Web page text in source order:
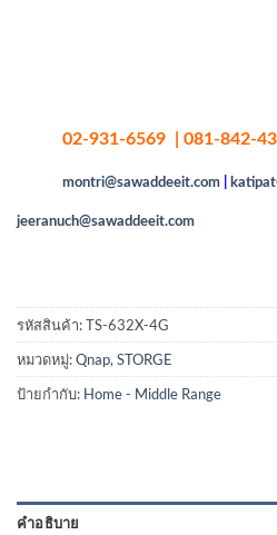
02-931-6569 | 081-842-
montri@sawaddeeit.com
jeeranuch@sawaddeeit.com
รหัสสินค้า:TS-632X-4G
หมวดหมู่:Qnap, STORGE
ป้ายกำกับ: Home - Middle Range
คำอธิบาย